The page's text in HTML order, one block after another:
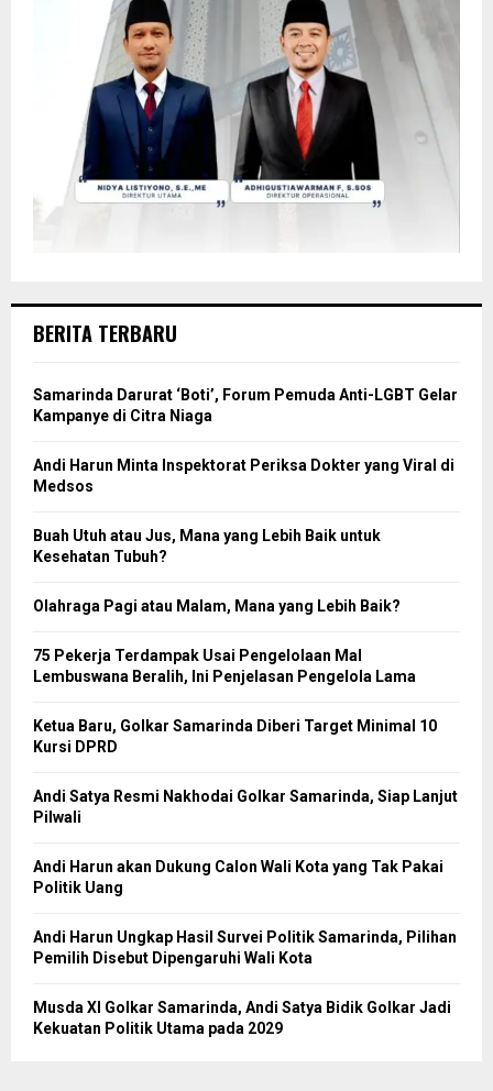
BERITA TERBARU
Samarinda Darurat ‘Boti’, Forum Pemuda Anti-LGBT Gelar
Kampanye di Citra Niaga
Andi Harun Minta Inspektorat Periksa Dokter yang Viral di
Medsos
Buah Utuh atau Jus, Mana yang Lebih Baik untuk
Kesehatan Tubuh?
Olahraga Pagi atau Malam, Mana yang Lebih Baik?
75 Pekerja Terdampak Usai Pengelolaan Mal
Lembuswana Beralih, Ini Penjelasan Pengelola Lama
Ketua Baru, Golkar Samarinda Diberi Target Minimal 10
Kursi DPRD
Andi Satya Resmi Nakhodai Golkar Samarinda, Siap Lanjut
Pilwali
Andi Harun akan Dukung Calon Wali Kota yang Tak Pakai
Politik Uang
Andi Harun Ungkap Hasil Survei Politik Samarinda, Pilihan
Pemilih Disebut Dipengaruhi Wali Kota
Musda XI Golkar Samarinda, Andi Satya Bidik Golkar Jadi
Kekuatan Politik Utama pada 2029